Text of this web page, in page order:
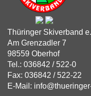
Thüringer Skiverband
Am Grenzadler 7
98559 Oberhof
Tel.: 036842 / 522-0
Fax: 036842 / 522-22
E-Mail: